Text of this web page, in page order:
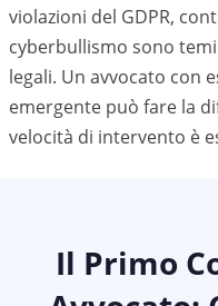
violazioni del GDPR,
cyberbullismo sono
legali. Un avvocato con
emergente può fare la
velocità di intervento è
Il Primo